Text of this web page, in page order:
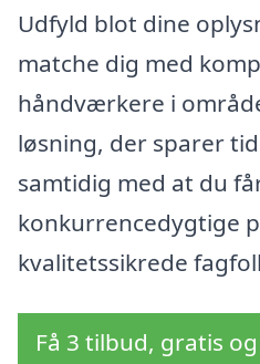
Udfyld blot dine
matche dig med
håndværkere i
løsning, der sparer
samtidig med at du
konkurrencedygtige
kvalitetssikrede
Få 3 tilbud, gratis